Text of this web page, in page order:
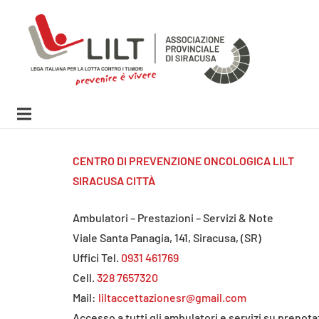
CENTRO DI PREVENZIONE ONCOLOGICA LILT
SIRACUSA CITTÀ
Ambulatori – Prestazioni – Servizi & Note
Viale Santa Panagia, 141, Siracusa, (SR)
Uffici Tel. 0931 461769
Cell. 328 7657320
Mail: liltaccettazionesr@gmail.com